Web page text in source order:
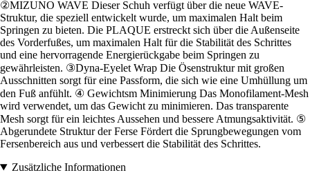
②MIZUNO WAVE Dieser Schuh verfügt über die neue WAVE-
Struktur, die speziell entwickelt wurde, um maximalen Halt beim
Springen zu bieten. Die PLAQUE erstreckt sich über die Außenseite
des Vorderfußes, um maximalen Halt für die Stabilität des Schrittes
und eine hervorragende Energierückgabe beim Springen zu
gewährleisten. ③Dyna-Eyelet Wrap Die Ösenstruktur mit großen
Ausschnitten sorgt für eine Passform, die sich wie eine Umhüllung um
den Fuß anfühlt. ④ Gewichtsm Minimierung Das Monofilament-Mesh
wird verwendet, um das Gewicht zu minimieren. Das transparente
Mesh sorgt für ein leichtes Aussehen und bessere Atmungsaktivität. ⑤
Abgerundete Struktur der Ferse Fördert die Sprungbewegungen vom
Fersenbereich aus und verbessert die Stabilität des Schrittes.
Zusätzliche Informationen